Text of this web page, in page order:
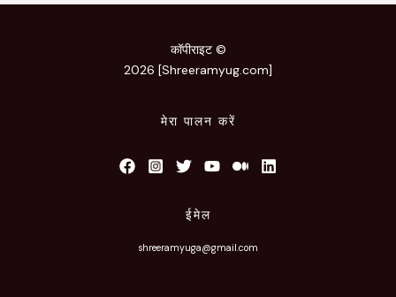
कॉपीराइट ©
2026 [Shreeramyug.com]
मेरा पालन करें
ईमेल
shreeramyuga@gmail.com